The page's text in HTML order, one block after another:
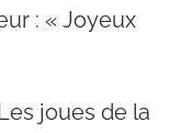
: « Joyeux
joues de la